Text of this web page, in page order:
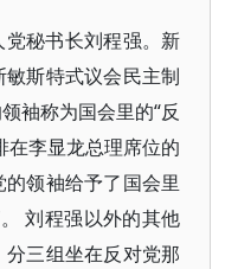
秘书长刘程强。新
斯特式议会民主制
袖称为国会里的“反
在李显龙总理席位的
领袖给予了国会里
刘程强以外的其他
三组坐在反对党那